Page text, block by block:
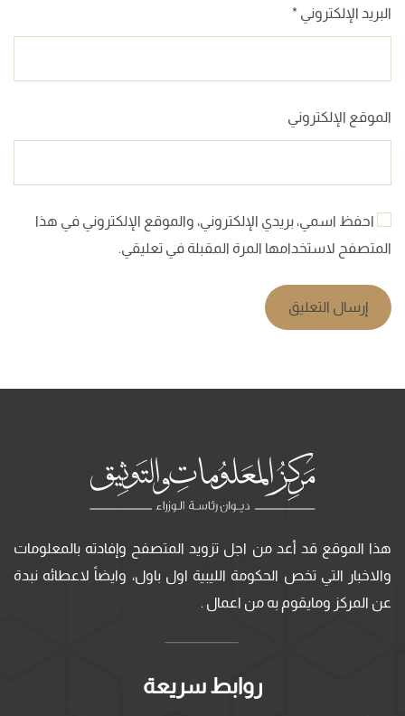
البريد الإلكتروني *
الموقع الإلكتروني
احفظ اسمي، بريدي الإلكتروني، والموقع الإلكتروني في هذا
المتصفح لاستخدامها المرة المقبلة في تعليقي.
إرسال التعليق
هذا الموقع قد أعد من اجل تزويد المتصفح وإفادته بالمعلومات
والاخبار التي تخص الحكومة الليبية اول باول، وايضاً لاعطائه نبدة
عن المركز ومايقوم به من اعمال .
روابط سريعة